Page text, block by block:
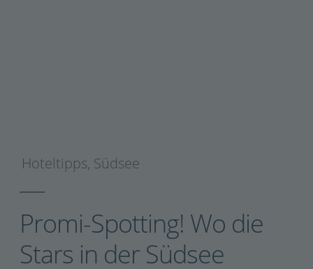
Hoteltipps, Südsee
Promi-Spotting! Wo die
Stars in der Südsee